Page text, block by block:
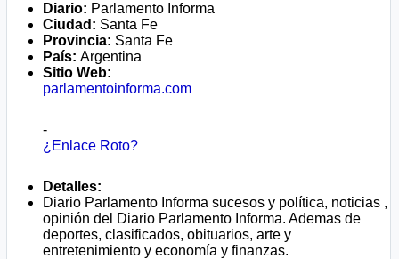
Diario: Parlamento Informa
Ciudad: Santa Fe
Provincia: Santa Fe
País: Argentina
Sitio Web:
parlamentoinforma.com
-
¿Enlace Roto?
Detalles:
Diario Parlamento Informa sucesos y política, noticias ,
opinión del Diario Parlamento Informa. Ademas de
deportes, clasificados, obituarios, arte y
entretenimiento y economía y finanzas.